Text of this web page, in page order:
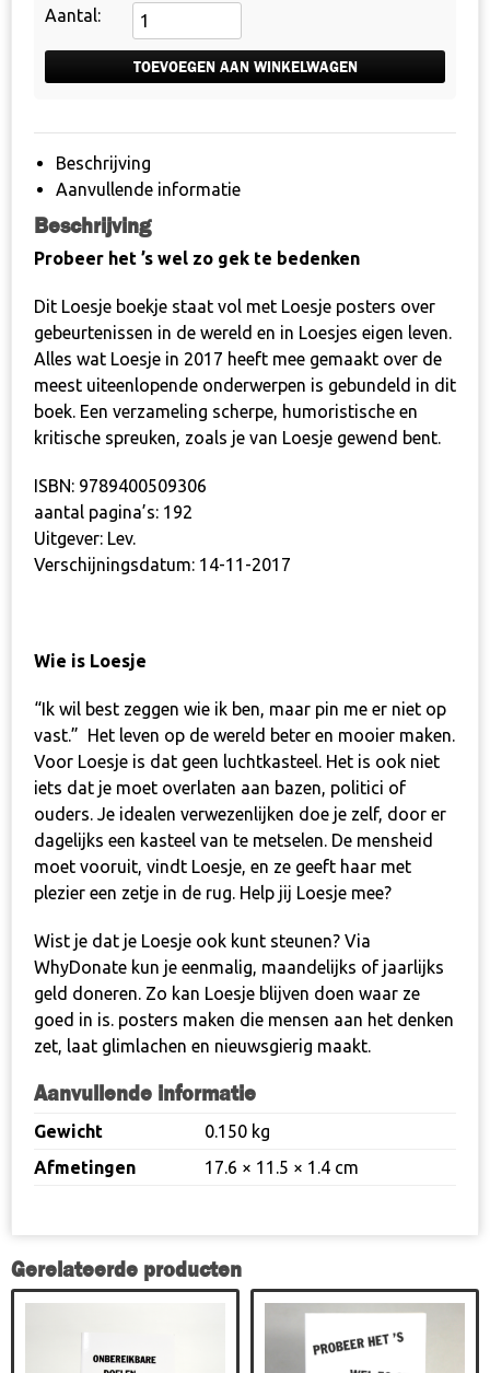
Boekje
-
Probeer
zo
gek
te
bedenken
TOEVOEGEN AAN WINKELWAGEN
Beschrijving
Aanvullende informatie
Beschrijving
Probeer het ’s wel zo gek te bedenken
Dit Loesje boekje staat vol met Loesje posters over
gebeurtenissen in de wereld en in Loesjes eigen leven.
Alles wat Loesje in 2017 heeft mee gemaakt over de
meest uiteenlopende onderwerpen is gebundeld in dit
boek. Een verzameling scherpe, humoristische en
kritische spreuken, zoals je van Loesje gewend bent.
ISBN: 9789400509306
aantal pagina’s: 192
Uitgever: Lev.
Verschijningsdatum: 14-11-2017
Wie is Loesje
“Ik wil best zeggen wie ik ben, maar pin me er niet op
vast.” Het leven op de wereld beter en mooier maken.
Voor Loesje is dat geen luchtkasteel. Het is ook niet
iets dat je moet overlaten aan bazen, politici of
ouders. Je idealen verwezenlijken doe je zelf, door er
dagelijks een kasteel van te metselen. De mensheid
moet vooruit, vindt Loesje, en ze geeft haar met
plezier een zetje in de rug. Help jij Loesje mee?
Wist je dat je Loesje ook kunt steunen? Via
WhyDonate kun je eenmalig, maandelijks of jaarlijks
geld doneren. Zo kan Loesje blijven doen waar ze
goed in is. posters maken die mensen aan het denken
zet, laat glimlachen en nieuwsgierig maakt.
Aanvullende informatie
Gewicht
0.150 kg
Afmetingen
17.6 × 11.5 × 1.4 cm
Gerelateerde producten